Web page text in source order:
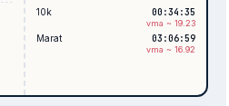
10k 00:34:35
vma ~ 19.23
Marat 03:06:59
vma ~ 16.92